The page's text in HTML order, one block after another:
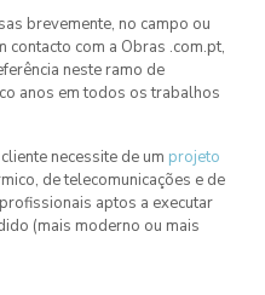
brevemente, no campo ou
contacto com a Obras .com.pt,
neste ramo de
anos em todos os trabalhos
necessite de um projeto
de telecomunicações e de
aptos a executar
(mais moderno ou mais